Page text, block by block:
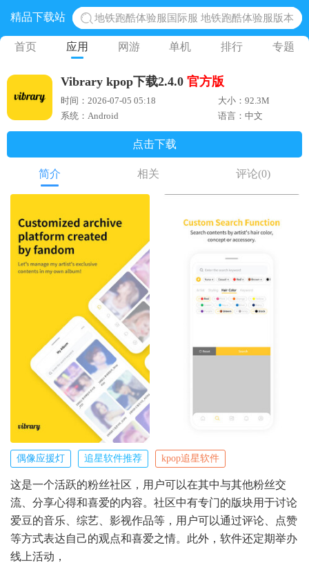
精品下载站
地铁跑酷体验服国际服 地铁跑酷体验服版本
网易光遇手游正版 点亮星空共庆周年
蛋仔派对下载 蛋仔派对体验服
奥特曼王者传奇 正版奥特曼游戏
首页 应用 网游 单机 排行 专题
Vibrary kpop下载2.4.0 官方版
时间：2026-07-05 05:18
大小：92.3M
系统：Android
语言：中文
点击下载
简介 相关 评论(0)
偶像应援灯 追星软件推荐 kpop追星软件
这是一个活跃的粉丝社区，用户可以在其中与其他粉丝交
流、分享心得和喜爱的内容。社区中有专门的版块用于讨论
爱豆的音乐、综艺、影视作品等，用户可以通过评论、点赞
等方式表达自己的观点和喜爱之情。此外，软件还定期举办
线上活动，